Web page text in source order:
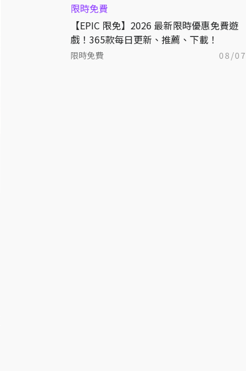
限時免費
【EPIC 限免】2026 最新限時優惠免費遊
戲！365款每日更新、推薦、下載！
限時免費 08/07